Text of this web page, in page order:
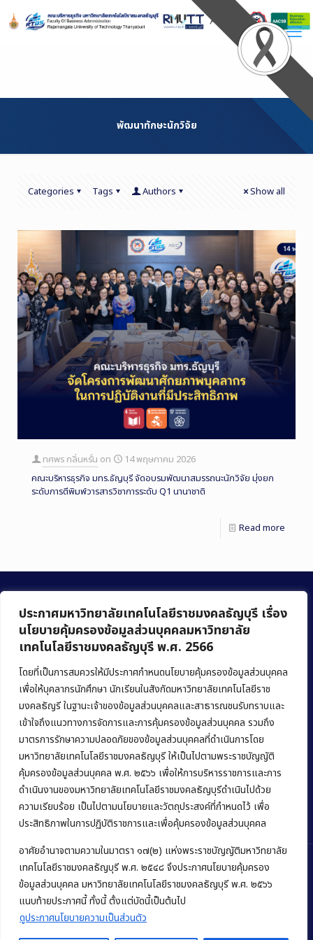
ประกาศมหาวิทยาลัยเทคโนโลยีราชมงคลธัญบุรี เรื่อง
นโยบายคุ้มครองข้อมูลส่วนบุคคลมหาวิทยาลัย
เทคโนโลยีราชมงคลธัญบุรี พ.ศ. 2566
โดยที่เป็นการสมควรให้มีประกาศกำหนดนโยบายคุ้มครองข้อมูลส่วนบุคคล
เพื่อให้บุคลากรนักศึกษา นักเรียนในสังกัดมหาวิทยาลัยเทคโนโลยีราช
มงคลธัญรี ในฐานะเจ้าของข้อมูลส่วนบุคคลและสาธารณชนรับทราบและ
เข้าใจถึงแนวทางการจัดการและการคุ้มครองข้อมูลส่วนบุคคล รวมถึง
มาตรการรักษาความปลอดภัยของข้อมูลส่วนบุคคลที่ดำเนินการโดย
มหาวิทยาลัยเทคโนโลยีราชมงคลธัญบุรี ให้เป็นไปตามพระราชบัญญัติ
คุ้มครองข้อมูลส่วนบุคคล พ.ศ. ๒๕๖๖ เพื่อให้การบริหารราชการและการ
ดำเนินงานของมหาวิทยาลัยเทคโนโลยีราชมงคลธัญบุรีดำเนินไปด้วย
ความเรียบร้อย เป็นไปตามนโยบายและวัตถุประสงค์ที่กำหนดไว้ เพื่อ
ประสิทธิภาพในการปฏิบัติราชการและเพื่อคุ้มครองข้อมูลส่วนบุคคล
อาศัยอำนาจตามความในมาตรา ๑๗(๒) แห่งพระราชบัญญัติมหาวิทยาลัย
เทคโนโลยีราชมงคลธัญบุรี พ.ศ. ๒๕๔๘ จึงประกาศนโยบายคุ้มครอง
ข้อมูลส่วนบุคคล มหาวิทยาลัยเทคโนโลยีราชมงคลธัญบุรี พ.ศ. ๒๕๖๖
แนบท้ายประกาศนี้ ทั้งนี้ ตั้งแต่บัดนี้เป็นต้นไป
ดูประกาศนโยบายความเป็นส่วนตัว
Content
พัฒนาทักษะนักวิจัย
Categories Tags Authors Show all
ทศพร กลิ่นหรั่น on
14 พฤษภาคม 2026
คณะบริหารธุรกิจ มทร.ธัญบุรี จัดอบรมพัฒนาสมรรถนะนักวิจัย มุ่งยก
ระดับการตีพิมพ์วารสารวิชาการระดับ Q1 นานาชาติ
Read more
คณะบริหารธุรกิจ
มหาวิทยาลัยเทคโนโลยีราชมงคลธัญบุรี
39 หมู่ 1 ถนนรังสิต-นครนายก ตำบลคลองหก
อำเภอคลองหลวง จังหวัดปทุมธานี 12120
Phone:+66 (0) 2549 3243,+66 (0) 2549 3241
E-mail:bus@rmutt.ac.th
Copyright © 2022 คณะบริหารธุรกิจ มหาวิทยาลัยเทคโนโลยีราชมงคล
ธัญบุรี